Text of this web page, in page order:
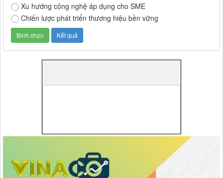
Xu hướng công nghệ áp dụng cho SME
Chiến lược phát triển thương hiệu bền vững